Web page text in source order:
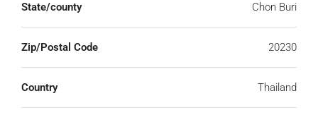
State/county Chon Buri
Zip/Postal Code 20230
Country Thailand